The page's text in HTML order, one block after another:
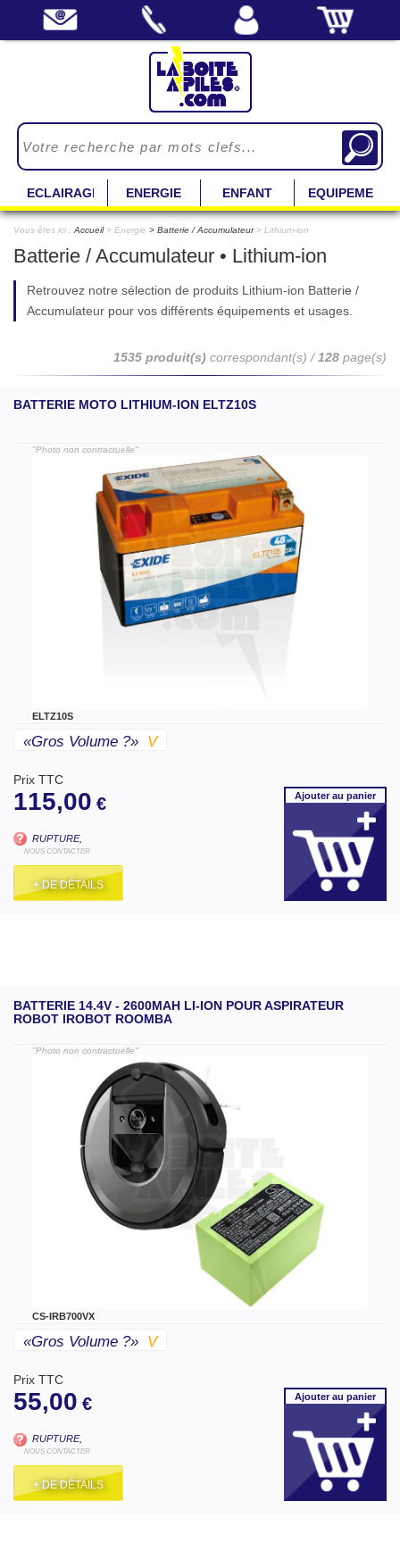
ECLAIRAGE ENERGIE ENFANT EQUIPEMENT
Vous êtes ici : Accueil> Energie Batterie / Accumulateur> Lithium-ion
Batterie / Accumulateur • Lithium-ion
Retrouvez notre sélection de produits Lithium-ion Batterie /
Accumulateur pour vos différents équipements et usages.
1535 produit(s) correspondant(s) /128 page(s)
BATTERIE MOTO LITHIUM-ION ELTZ10S
"Photo non contractuelle"
ELTZ10S
«gros Volume ?» V
Prix TTC
115,00 €
RUPTURE,
NOUS CONTACTER
+ DE DÉTAILS
Ajouterau panier
BATTERIE 14.4V - 2600MAH LI-ION POUR ASPIRATEUR
ROBOT IROBOT ROOMBA
"Photo non contractuelle"
CS-IRB700VX
«gros Volume ?» V
Prix TTC
55,00 €
RUPTURE,
NOUS CONTACTER
+ DE DÉTAILS
Ajouterau panier